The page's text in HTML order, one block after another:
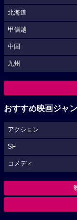
北海道
甲信越
中国
九州
おすすめ映画ジャ
アクション
SF
コメディ